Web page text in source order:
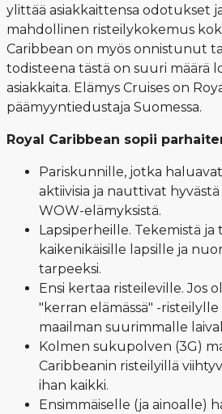
ylittää asiakkaittensa odotukset
mahdollinen risteilykokemus
Caribbean on myös onnistunut
todisteena tästä on suuri määrä
asiakkaita. Elämys Cruises on
päämyyntiedustaja Suomessa.
Royal Caribbean sopii
Pariskunnille, jotka
aktiivisia ja nauttivat
WOW-elämyksistä.
Lapsiperheille. Tekemistä
kaikenikäisille lapsille ja
tarpeeksi.
Ensi kertaa risteileville. Jos
"kerran elämässä" -
maailman suurimmalle
Kolmen sukupolven (3G)
Caribbeanin risteilyillä
ihan kaikki.
Ensimmäiselle (ja ainoalle)